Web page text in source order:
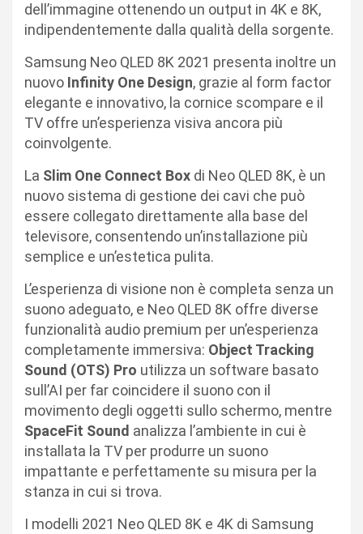
dell’immagine ottenendo un output in 4K e 8K,
indipendentemente dalla qualità della sorgente.
Samsung Neo QLED 8K 2021 presenta inoltre un
nuovo Infinity One Design, grazie al form factor
elegante e innovativo, la cornice scompare e il
TV offre un’esperienza visiva ancora più
coinvolgente.
La Slim One Connect Box di Neo QLED 8K, è un
nuovo sistema di gestione dei cavi che può
essere collegato direttamente alla base del
televisore, consentendo un’installazione più
semplice e un’estetica pulita.
L’esperienza di visione non è completa senza un
suono adeguato, e Neo QLED 8K offre diverse
funzionalità audio premium per un’esperienza
completamente immersiva: Object Tracking
Sound (OTS) Pro utilizza un software basato
sull’AI per far coincidere il suono con il
movimento degli oggetti sullo schermo, mentre
SpaceFit Sound analizza l’ambiente in cui è
installata la TV per produrre un suono
impattante e perfettamente su misura per la
stanza in cui si trova.
I modelli 2021 Neo QLED 8K e 4K di Samsung